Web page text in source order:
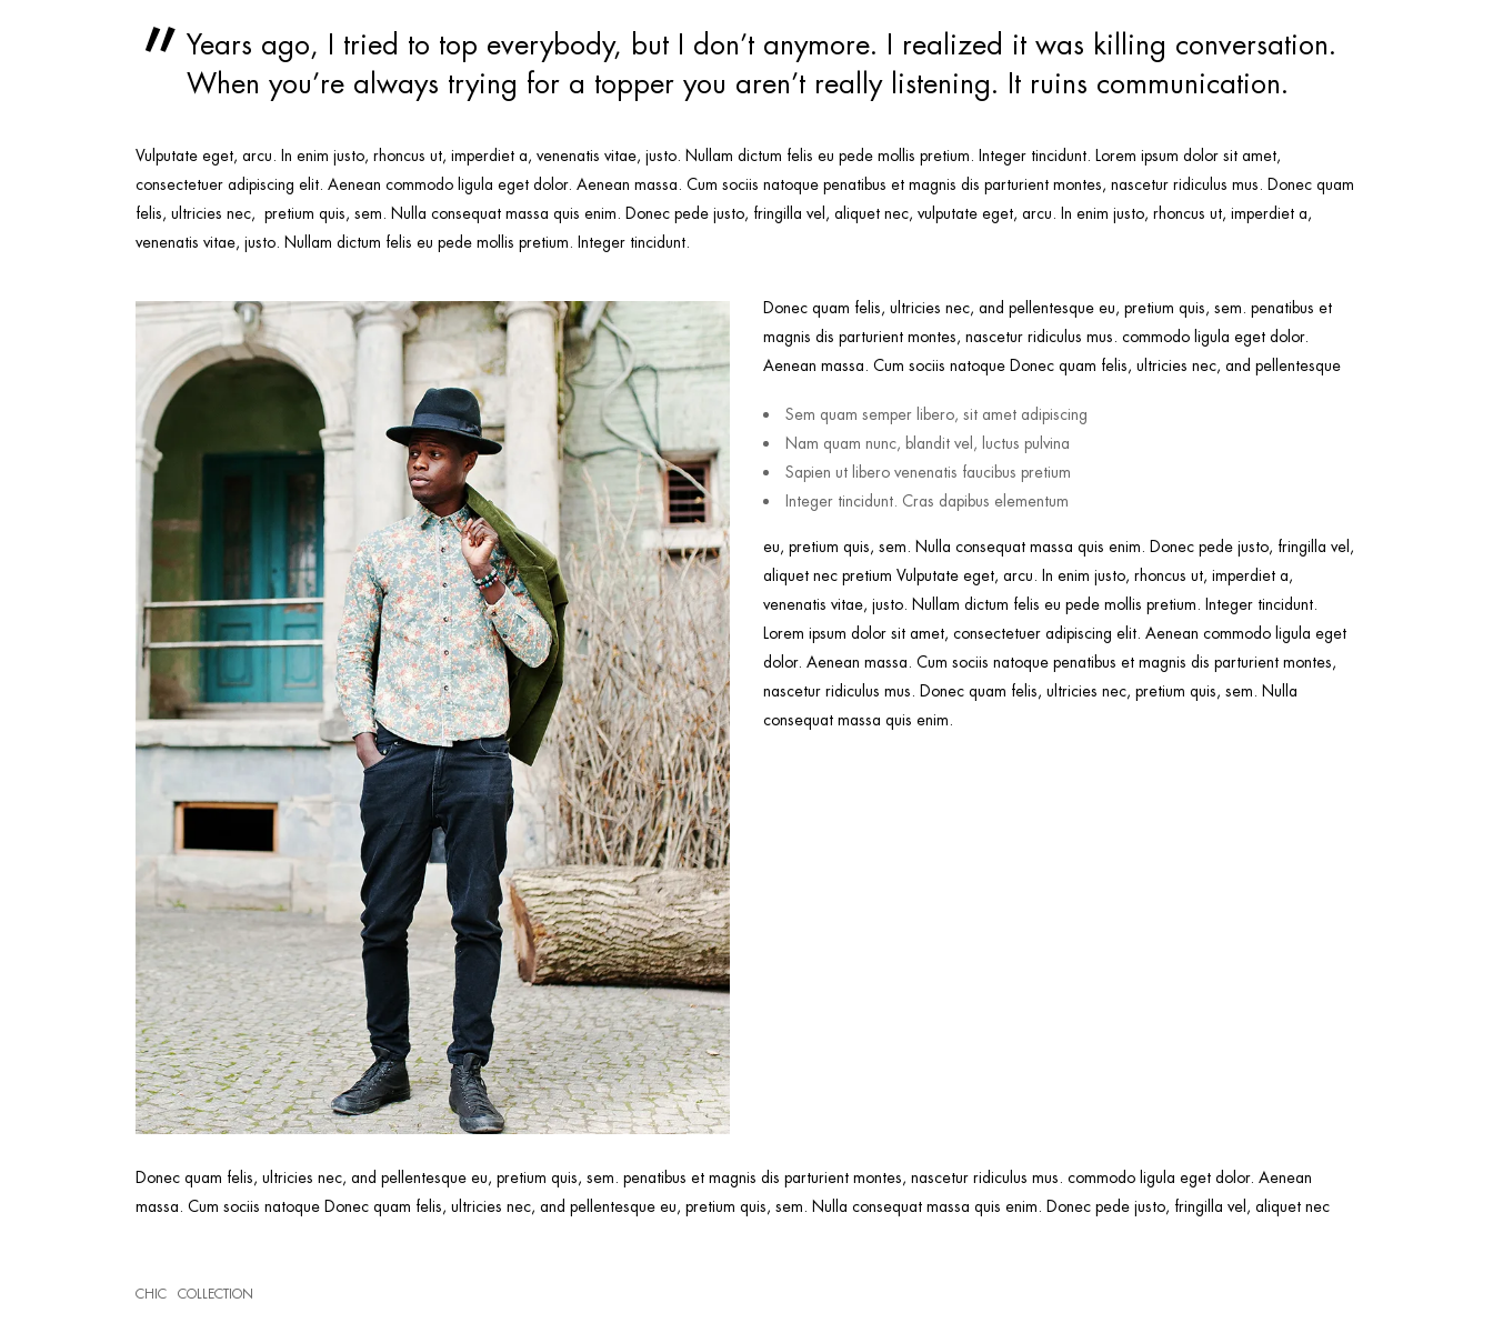
Years ago, I tried to top everybody, but I don’t anymore. I realized it was killing conversation.
When you’re always trying for a topper you aren’t really listening. It ruins communication.
Vulputate eget, arcu. In enim justo, rhoncus ut, imperdiet a, venenatis vitae, justo. Nullam dictum felis eu pede mollis pretium. Integer tincidunt. Lorem ipsum dolor sit amet,
consectetuer adipiscing elit. Aenean commodo ligula eget dolor. Aenean massa. Cum sociis natoque penatibus et magnis dis parturient montes, nascetur ridiculus mus. Donec quam
felis, ultricies nec, pretium quis, sem. Nulla consequat massa quis enim. Donec pede justo, fringilla vel, aliquet nec, vulputate eget, arcu. In enim justo, rhoncus ut, imperdiet a,
venenatis vitae, justo. Nullam dictum felis eu pede mollis pretium. Integer tincidunt.
Donec quam felis, ultricies nec, and pellentesque eu, pretium quis, sem. penatibus et
magnis dis parturient montes, nascetur ridiculus mus. commodo ligula eget dolor.
Aenean massa. Cum sociis natoque Donec quam felis, ultricies nec, and pellentesque
Sem quam semper libero, sit amet adipiscing
Nam quam nunc, blandit vel, luctus pulvina
Sapien ut libero venenatis faucibus pretium
Integer tincidunt. Cras dapibus elementum
eu, pretium quis, sem. Nulla consequat massa quis enim. Donec pede justo, fringilla vel,
aliquet nec pretium Vulputate eget, arcu. In enim justo, rhoncus ut, imperdiet a,
venenatis vitae, justo. Nullam dictum felis eu pede mollis pretium. Integer tincidunt.
Lorem ipsum dolor sit amet, consectetuer adipiscing elit. Aenean commodo ligula eget
dolor. Aenean massa. Cum sociis natoque penatibus et magnis dis parturient montes,
nascetur ridiculus mus. Donec quam felis, ultricies nec, pretium quis, sem. Nulla
consequat massa quis enim.
Donec quam felis, ultricies nec, and pellentesque eu, pretium quis, sem. penatibus et magnis dis parturient montes, nascetur ridiculus mus. commodo ligula eget dolor. Aenean
massa. Cum sociis natoque Donec quam felis, ultricies nec, and pellentesque eu, pretium quis, sem. Nulla consequat massa quis enim. Donec pede justo, fringilla vel, aliquet nec
CHIC COLLECTION